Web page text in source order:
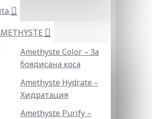
Amethyste Color – За
боядисана коса
Amethyste Hydrate –
Хидратация
Amethyste Purify –